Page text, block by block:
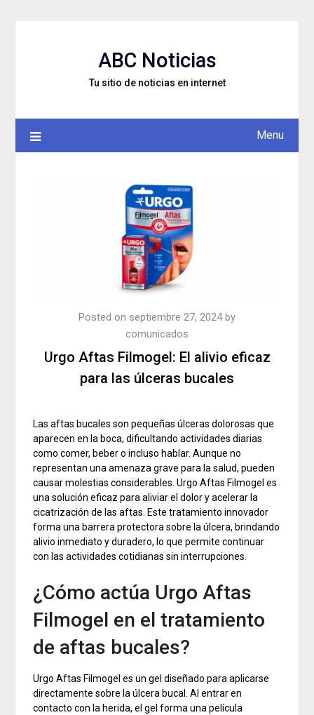
ABC Noticias
Tu sitio de noticias en internet
Menu
Urgo Aftas Filmogel: El alivio eficaz
para las úlceras bucales
Posted on septiembre 27, 2024by
comunicados
Las aftas bucales son pequeñas úlceras dolorosas que
aparecen en la boca, dificultando actividades diarias
como comer, beber o incluso hablar. Aunque no
representan una amenaza grave para la salud, pueden
causar molestias considerables. Urgo Aftas Filmogel es
una solución eficaz para aliviar el dolor y acelerar la
cicatrización de las aftas. Este tratamiento innovador
forma una barrera protectora sobre la úlcera, brindando
alivio inmediato y duradero, lo que permite continuar
con las actividades cotidianas sin interrupciones.
¿Cómo actúa Urgo Aftas
Filmogel en el tratamiento
de aftas bucales?
Urgo Aftas Filmogel es un gel diseñado para aplicarse
directamente sobre la úlcera bucal. Al entrar en
contacto con la herida, el gel forma una película